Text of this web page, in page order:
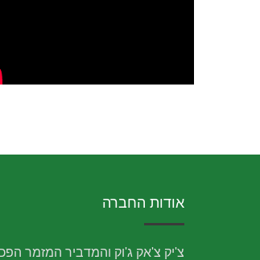
אודות החברה
צ'יק צ'אק ג'וק והמדביר המזמר